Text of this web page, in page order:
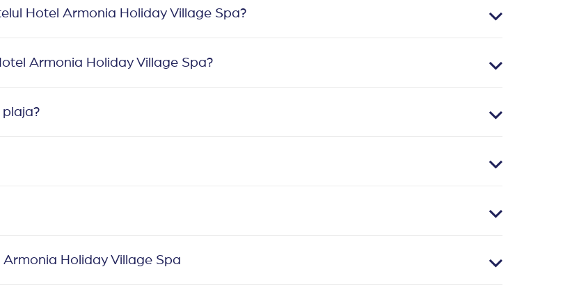
Hotel Armonia Holiday Village Spa?
Armonia Holiday Village Spa?
Holiday Village Spa